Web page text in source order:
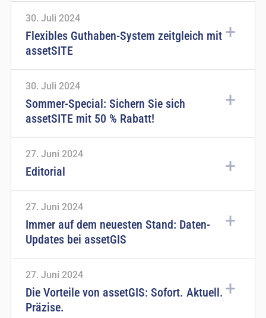
30. Juli 2024
Flexibles Guthaben-System zeitgleich mit
assetSITE
30. Juli 2024
Sommer-Special: Sichern Sie sich
assetSITE mit 50 % Rabatt!
27. Juni 2024
Editorial
27. Juni 2024
Immer auf dem neuesten Stand: Daten-
Updates bei assetGIS
27. Juni 2024
Die Vorteile von assetGIS: Sofort. Aktuell.
Präzise.